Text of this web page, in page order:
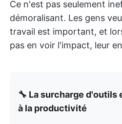
Ce n'est pas seulement
démoralisant. Les gens
travail est important, et
pas en voir l'impact, leur
🔧 La surcharge d'outils
à la productivité